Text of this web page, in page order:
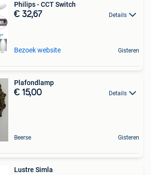
Philips - CCT Switch
€ 32,67 Details
Bezoek website Gisteren
Plafondlamp
€ 15,00 Details
Beerse Gisteren
Lustre Simla